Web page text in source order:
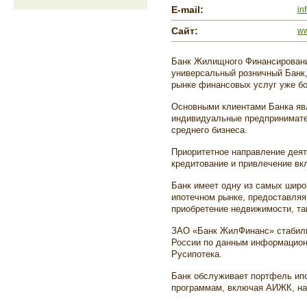
E-mail:
Сайт:
Банк Жилищного
универсальный розничный
рынке финансовых услуг уже
Основными клиентами Банка
индивидуальные
среднего бизнеса.
Приоритетное направление
кредитование и привлечение
Банк имеет одну из самых
ипотечном рынке,
приобретение недвижимости,
ЗАО «Банк ЖилФинанс»
России по данным
Русипотека.
Банк обслуживает портфель
программам, включая АИЖК,